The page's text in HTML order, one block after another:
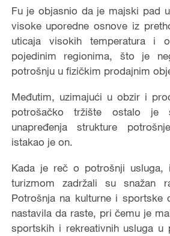
Fu je objasnio da je majski pad
visoke uporedne osnove iz
uticaja visokih temperatura i
pojedinim regionima, što je
potrošnju u fizičkim prodajnim
Međutim, uzimajući u obzir i
potrošačko tržište ostalo je
unapređenja strukture
istakao je on.
Kada je reč o potrošnji usluga,
turizmom zadržali su snažan
Potrošnja na kulturne i sportske
nastavila da raste, pri čemu je
sportskih i rekreativnih usluga u